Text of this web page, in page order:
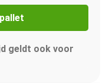
geldt ook voor